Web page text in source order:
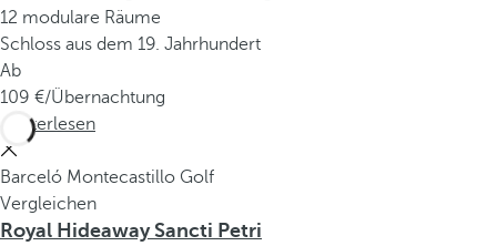
12 modulare Räume
Schloss aus dem 19. Jahrhundert
Ab
109
/Übernachtung
Weiterlesen
Barceló Montecastillo Golf
Vergleichen
Royal Hideaway Sancti Petri